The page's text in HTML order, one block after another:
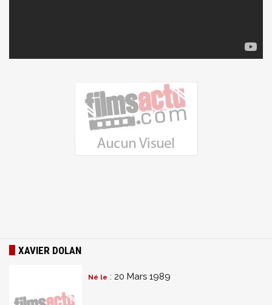
XAVIER DOLAN
Né le : 20 Mars 1989